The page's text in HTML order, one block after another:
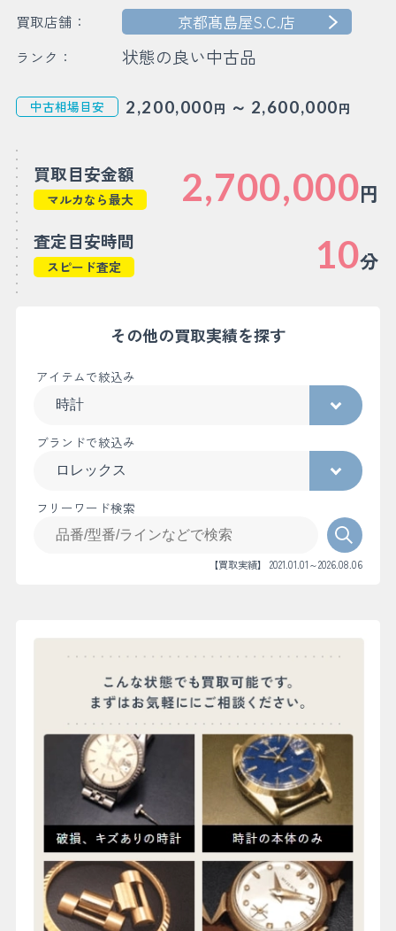
買取店舗： 京都髙島屋S.C.店
ランク： 状態の良い中古品
中古相場目安 2,200,000円 ～ 2,600,000円
買取目安金額
マルカなら最大 2,700,000円
査定目安時間
スピード査定 10分
その他の買取実績を探す
アイテムで絞込み
ブランドで絞込み
フリーワード検索
【買取実績】 2021.01.01～2026.08.06